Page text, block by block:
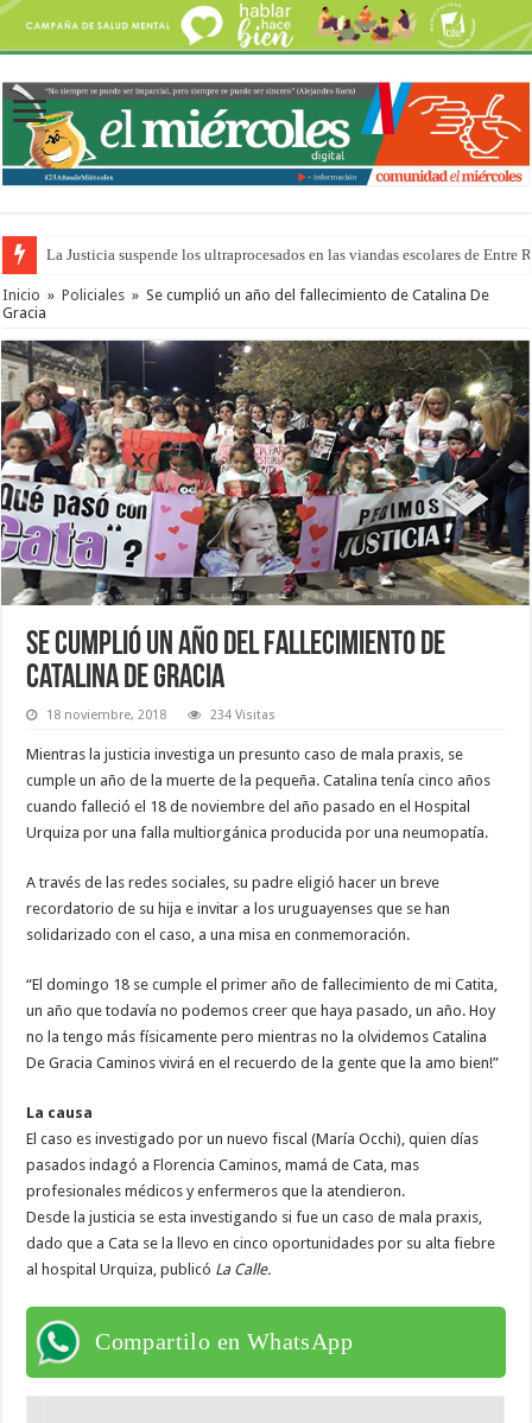
La Justicia suspende los ultraprocesados en las viandas escolares de Entre
Se presentará la obra “La Runfla de los Macanos”
Inicio » Policiales » Se cumplió un año del fallecimiento de Catalina De
Gracia
Se cumplió un año del fallecimiento de
Catalina De Gracia
18 noviembre, 2018 234 Visitas
Mientras la justicia investiga un presunto caso de mala praxis, se
cumple un año de la muerte de la pequeña. Catalina tenía cinco años
cuando falleció el 18 de noviembre del año pasado en el Hospital
Urquiza por una falla multiorgánica producida por una neumopatía.
A través de las redes sociales, su padre eligió hacer un breve
recordatorio de su hija e invitar a los uruguayenses que se han
solidarizado con el caso, a una misa en conmemoración.
“El domingo 18 se cumple el primer año de fallecimiento de mi Catita,
un año que todavía no podemos creer que haya pasado, un año. Hoy
no la tengo más físicamente pero mientras no la olvidemos Catalina
De Gracia Caminos vivirá en el recuerdo de la gente que la amo bien!”
La causa
El caso es investigado por un nuevo fiscal (María Occhi), quien días
pasados indagó a Florencia Caminos, mamá de Cata, mas
profesionales médicos y enfermeros que la atendieron.
Desde la justicia se esta investigando si fue un caso de mala praxis,
dado que a Cata se la llevo en cinco oportunidades por su alta fiebre
al hospital Urquiza, publicó La Calle.
Compartilo en WhatsApp